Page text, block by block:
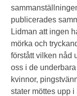
publicerades
Lidman att ingen
mörka och
förstått vilken nåd
oss i de
kvinnor,
stater möttes upp